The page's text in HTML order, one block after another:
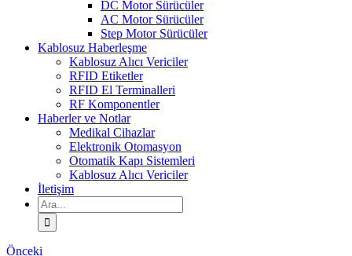
DC Motor Sürücüler
AC Motor Sürücüler
Step Motor Sürücüler
Kablosuz Haberleşme
Kablosuz Alıcı Vericiler
RFID Etiketler
RFID El Terminalleri
RF Komponentler
Haberler ve Notlar
Medikal Cihazlar
Elektronik Otomasyon
Otomatik Kapı Sistemleri
Kablosuz Alıcı Vericiler
İletişim
Ara:
Önceki